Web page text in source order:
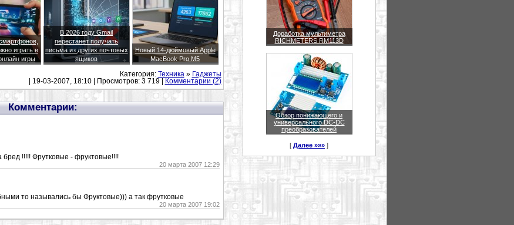
играть в
игры
В 2026 году Gmail
перестанет получать
письма из других почтовых
ящиков
Новый 14-дюймовый Apple
MacBook Pro M5
Категория: Техника » Гаджеты
| 19-03-2007, 18:10 | Просмотров: 3 719 |
Комментарии (2)
Комментарии:
!!!!! Фрутковые - фруктовые!!!!
20 марта 2007 12:29
то назывались бы Фруктовые))) а так фрутковые
20 марта 2007 19:02
Доработка мультиметра
RICHMETERS RM113D
Обзор понижающего и
универсального DC-DC
преобразователей
[ Далее »»» ]